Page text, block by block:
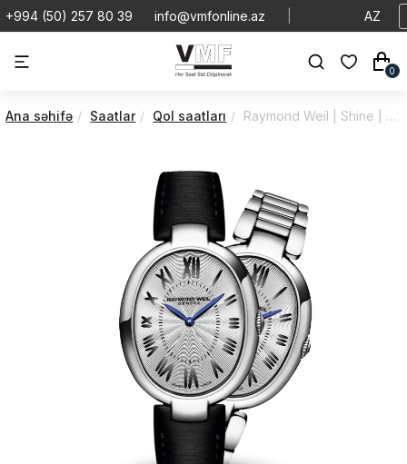
+994 (50) 257 80 39 info@vmfonline.az AZ
0
Ana səhifə Saatlar Qol saatları Raymond Weil | Shine | Quartz | 1700-ST-00659